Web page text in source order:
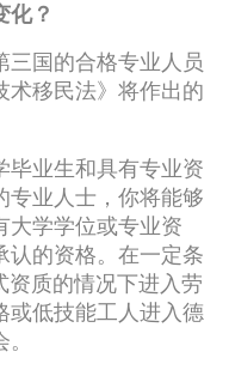
？
国的合格专业人员
术移民法》将作出的
业生和具有专业资
专业人士，你将能够
大学学位或专业资
认的资格。在一定条
资质的情况下进入劳
或低技能工人进入德